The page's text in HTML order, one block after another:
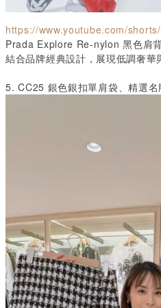
https://www.youtube.com/
Prada Explore Re-nylon黑色肩
結合品牌經典設計，展現低調奢華
5. CC25 銀色銀扣單肩袋、精選